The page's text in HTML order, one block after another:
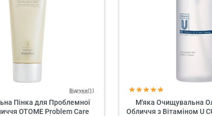
Відгуки(1)
Пінка для Проблемної
OTOME Problem Care
М'яка Очищувальна
Обличчя з Вітаміном U